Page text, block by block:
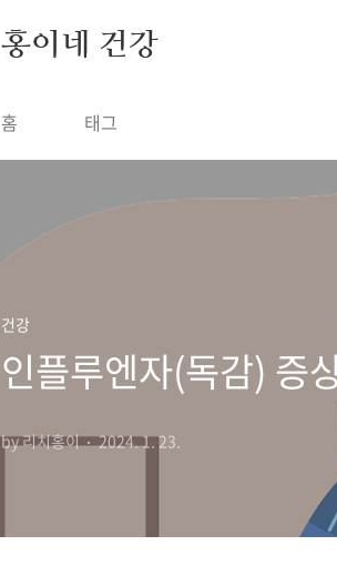
홍이네 건강
홈 태그
건강
인플루엔자(독감) 증
by 리치홍이 2024. 1. 23.